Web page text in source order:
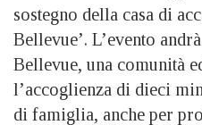
sostegno della casa di
Bellevue’. L’evento
Bellevue, una comunità
l’accoglienza di dieci
di famiglia, anche per